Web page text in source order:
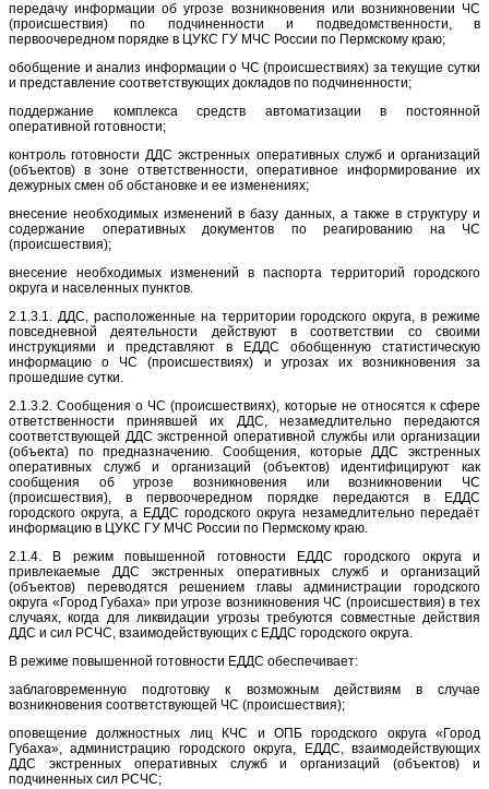
передачу информации об угрозе возникновения или возникновении ЧС
(происшествия) по подчиненности и подведомственности, в
первоочередном порядке в ЦУКС ГУ МЧС России по Пермскому краю;
обобщение и анализ информации о ЧС (происшествиях) за текущие сутки
и представление соответствующих докладов по подчиненности;
поддержание комплекса средств автоматизации в постоянной
оперативной готовности;
контроль готовности ДДС экстренных оперативных служб и организаций
(объектов) в зоне ответственности, оперативное информирование их
дежурных смен об обстановке и ее изменениях;
внесение необходимых изменений в базу данных, а также в структуру и
содержание оперативных документов по реагированию на ЧС
(происшествия);
внесение необходимых изменений в паспорта территорий городского
округа и населенных пунктов.
2.1.3.1. ДДС, расположенные на территории городского округа, в режиме
повседневной деятельности действуют в соответствии со своими
инструкциями и представляют в ЕДДС обобщенную статистическую
информацию о ЧС (происшествиях) и угрозах их возникновения за
прошедшие сутки.
2.1.3.2. Сообщения о ЧС (происшествиях), которые не относятся к сфере
ответственности принявшей их ДДС, незамедлительно передаются
соответствующей ДДС экстренной оперативной службы или организации
(объекта) по предназначению. Сообщения, которые ДДС экстренных
оперативных служб и организаций (объектов) идентифицируют как
сообщения об угрозе возникновения или возникновении ЧС
(происшествия), в первоочередном порядке передаются в ЕДДС
городского округа, а ЕДДС городского округа незамедлительно передаёт
информацию в ЦУКС ГУ МЧС России по Пермскому краю.
2.1.4. В режим повышенной готовности ЕДДС городского округа и
привлекаемые ДДС экстренных оперативных служб и организаций
(объектов) переводятся решением главы администрации городского
округа «Город Губаха» при угрозе возникновения ЧС (происшествия) в тех
случаях, когда для ликвидации угрозы требуются совместные действия
ДДС и сил РСЧС, взаимодействующих с ЕДДС городского округа.
В режиме повышенной готовности ЕДДС обеспечивает:
заблаговременную подготовку к возможным действиям в случае
возникновения соответствующей ЧС (происшествия);
оповещение должностных лиц КЧС и ОПБ городского округа «Город
Губаха», администрацию городского округа, ЕДДС, взаимодействующих
ДДС экстренных оперативных служб и организаций (объектов) и
подчиненных сил РСЧС;